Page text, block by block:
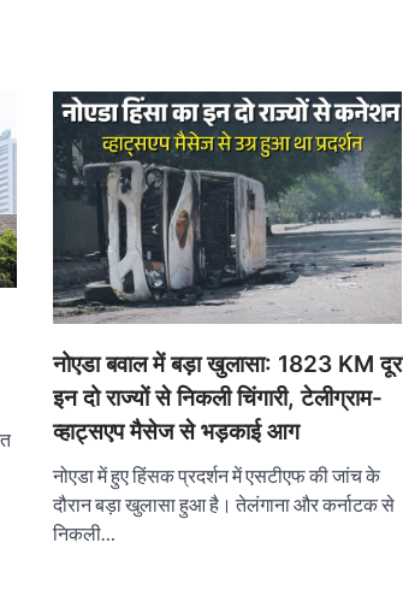
नोएडा बवाल में बड़ा खुलासा: 1823 KM दूर
इन दो राज्यों से निकली चिंगारी, टेलीग्राम-
व्हाट्सएप मैसेज से भड़काई आग
नोएडा में हुए हिंसक प्रदर्शन में एसटीएफ की जांच के
दौरान बड़ा खुलासा हुआ है। तेलंगाना और कर्नाटक से
निकली…